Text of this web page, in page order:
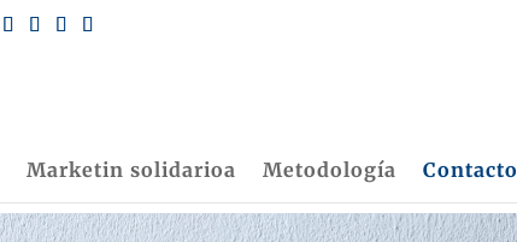
Marketin solidarioa Metodología Contacto